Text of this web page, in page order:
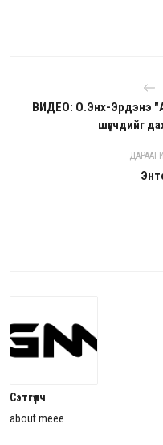
ВИДЕО: О.Энх-Эрдэнэ
шүүгчдийг
Сэтгүүлч
about meee